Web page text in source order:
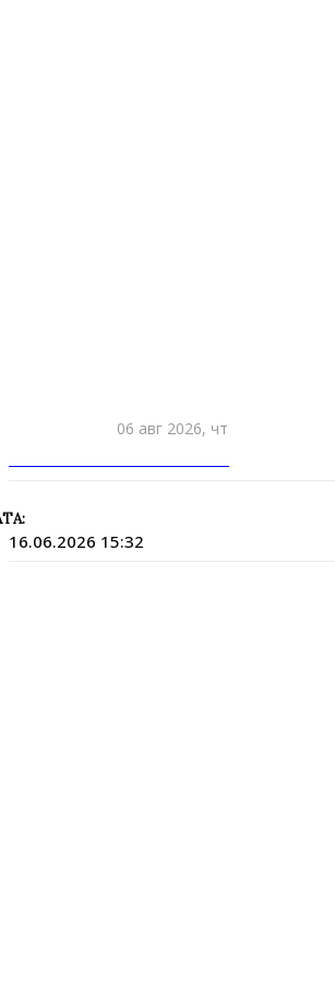
06 авг 2026, чт
16.06.2026 15:32